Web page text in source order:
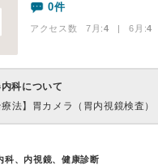
0件
アクセス数 7月:4 | 6月:4
科について
法】 胃カメラ（胃内視鏡検査）
科、内視鏡、健康診断